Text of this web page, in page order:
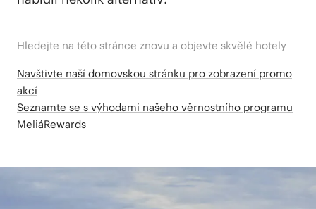
Hledejte na této stránce znovu a objevte skvělé hotely
Navštivte naší domovskou stránku pro zobrazení promo
akcí
Seznamte se s výhodami našeho věrnostního programu
MeliáRewards